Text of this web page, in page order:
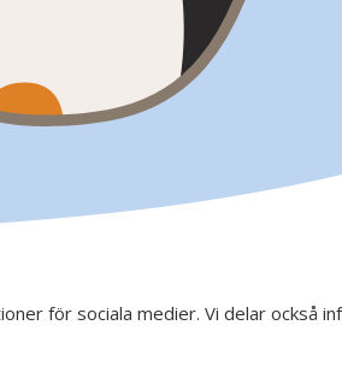
för sociala medier. Vi delar också